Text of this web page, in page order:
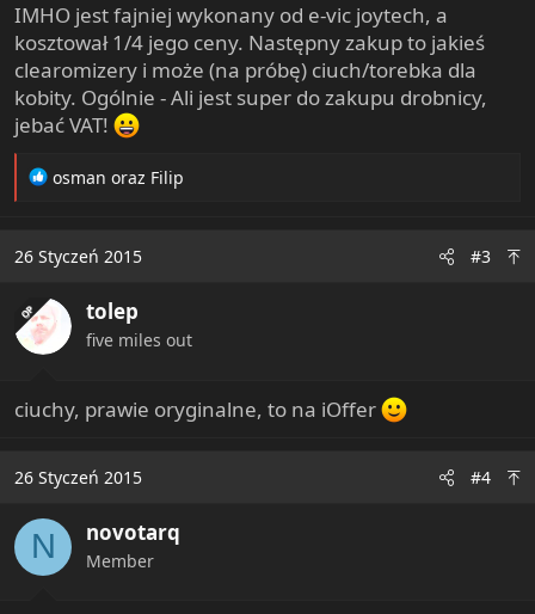
IMHO jest fajniej wykonany od e-vic joytech, a
kosztował 1/4 jego ceny. Następny zakup to jakieś
clearomizery i może (na próbę) ciuch/torebka dla
kobity. Ogólnie - Ali jest super do zakupu drobnicy,
jebać VAT!
R
t
o
n
s
osman oraz Filip
26 Styczeń 2015 #3
OP tolep
five miles out
ciuchy, prawie oryginalne, to na iOffer
26 Styczeń 2015 #4
N novotarq
Member